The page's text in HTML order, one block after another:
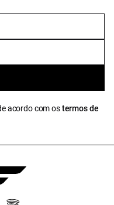
acordo com ostermos de